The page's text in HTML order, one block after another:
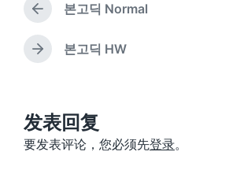
上
篇
文
章
본고딕 Normal
下
：
본고딕 HW
发表回复
要发表评论，您必须先登录。